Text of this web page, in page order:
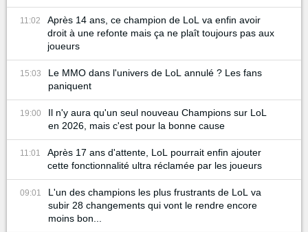
11:02
Après 14 ans, ce champion de LoL va enfin avoir
droit à une refonte mais ça ne plaît toujours pas aux
joueurs
15:03
Le MMO dans l'univers de LoL annulé ? Les fans
paniquent
19:00
Il n'y aura qu'un seul nouveau Champions sur LoL
en 2026, mais c'est pour la bonne cause
11:01
Après 17 ans d'attente, LoL pourrait enfin ajouter
cette fonctionnalité ultra réclamée par les joueurs
09:01
L'un des champions les plus frustrants de LoL va
subir 28 changements qui vont le rendre encore
moins bon...